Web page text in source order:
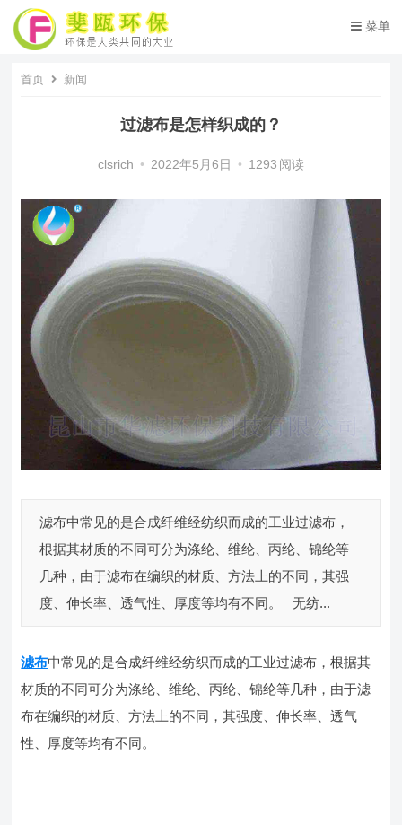
菜单
首页 新闻
过滤布是怎样织成的？
clsrich • 2022年5月6日 • 1293 阅读
滤布中常见的是合成纤维经纺织而成的工业过滤布，
根据其材质的不同可分为涤纶、维纶、丙纶、锦纶等
几种，由于滤布在编织的材质、方法上的不同，其强
度、伸长率、透气性、厚度等均有不同。 无纺...
滤布中常见的是合成纤维经纺织而成的工业过滤布，根据其
材质的不同可分为涤纶、维纶、丙纶、锦纶等几种，由于滤
布在编织的材质、方法上的不同，其强度、伸长率、透气
性、厚度等均有不同。